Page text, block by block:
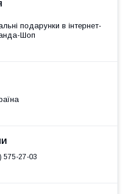
подарунки в інтернет-
Шоп
575-27-03